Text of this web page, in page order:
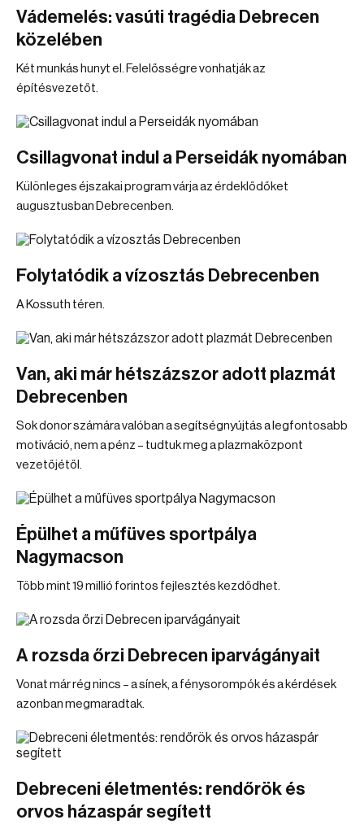
Vádemelés: vasúti tragédia Debrecen
közelében
Két munkás hunyt el. Felelősségre vonhatják az
építésvezetőt.
Csillagvonat indul a Perseidák nyomában
Különleges éjszakai program várja az érdeklődőket
augusztusban Debrecenben.
Folytatódik a vízosztás Debrecenben
A Kossuth téren.
Van, aki már hétszázszor adott plazmát
Debrecenben
Sok donor számára valóban a segítségnyújtás a legfontosabb
motiváció, nem a pénz – tudtuk meg a plazmaközpont
vezetőjétől.
Épülhet a műfüves sportpálya
Nagymacson
Több mint 19 millió forintos fejlesztés kezdődhet.
A rozsda őrzi Debrecen iparvágányait
Vonat már rég nincs – a sínek, a fénysorompók és a kérdések
azonban megmaradtak.
Debreceni életmentés: rendőrök és
orvos házaspár segített